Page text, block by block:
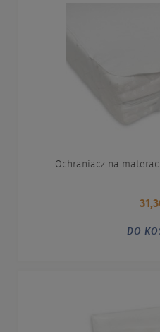
Ochraniacz na
DO